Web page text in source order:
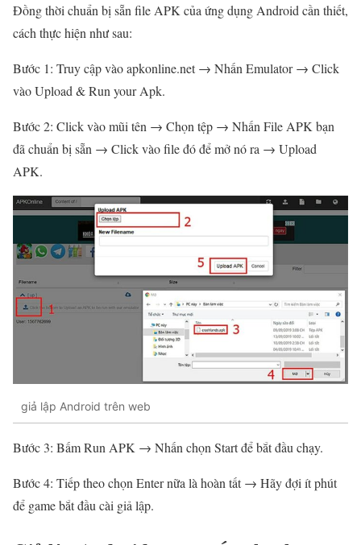
Đồng thời chuẩn bị sẵn file APK của ứng dụng Android cần thiết,
cách thực hiện như sau:
Bước 1: Truy cập vào apkonline.net → Nhấn Emulator → Click
vào Upload & Run your Apk.
Bước 2: Click vào mũi tên → Chọn tệp → Nhấn File APK bạn
đã chuẩn bị sẵn → Click vào file đó để mở nó ra → Upload
APK.
giả lập Android trên web
Bước 3: Bấm Run APK → Nhấn chọn Start để bắt đầu chạy.
Bước 4: Tiếp theo chọn Enter nữa là hoàn tất → Hãy đợi ít phút
để game bắt đầu cài giả lập.